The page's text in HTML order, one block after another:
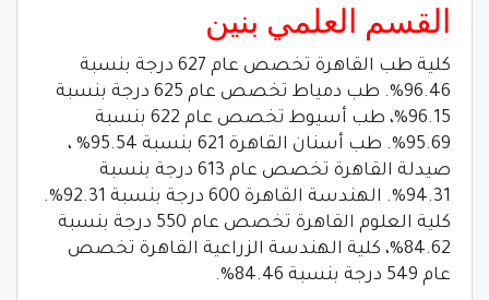
القسم العلمي بنين
كلية طب القاهرة تخصص عام 627 درجة بنسبة
96.46%. طب دمياط تخصص عام 625 درجة بنسبة
96.15%، طب أسيوط تخصص عام 622 بنسبة
95.69%. طب أسنان القاهرة 621 بنسبة 95.54% ،
صيدلة القاهرة تخصص عام 613 درجة بنسبة
94.31%. الهندسة القاهرة 600 درجة بنسبة 92.31%.
كلية العلوم القاهرة تخصص عام 550 درجة بنسبة
84.62%، كلية الهندسة الزراعية القاهرة تخصص
عام 549 درجة بنسبة 84.46%.